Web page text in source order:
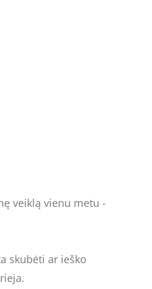
veiklą vienu metu -
skubėti ar ieško